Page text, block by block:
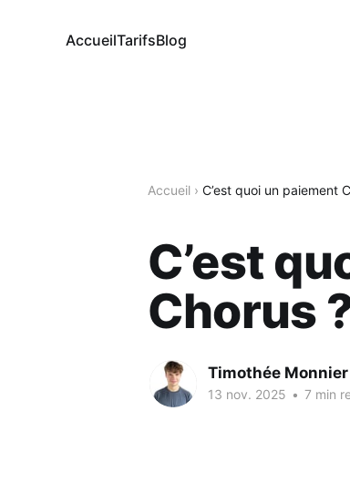
AccueilTarifsBlog
Accueil › C’est quoi un paiement
C’est
Chorus
Timothée Monnier
13 nov. 2025 • 7 min